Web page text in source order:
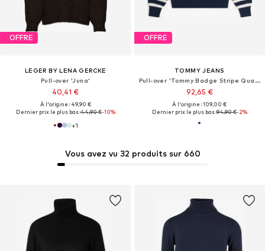
OFFRE
LEGER BY LENA GERCKE
Pull-over 'Juna'
40,41 €
À l'origine : 49,90 €
Dernier prix le plus bas :44,90 €-10%
+1
OFFRE
TOMMY JEANS
Pull-over 'Tommy Badge Stripe Quarter-zip'
92,65 €
À l'origine : 109,00 €
Dernier prix le plus bas :94,90 €-2%
Vous avez vu 32 produits sur 660